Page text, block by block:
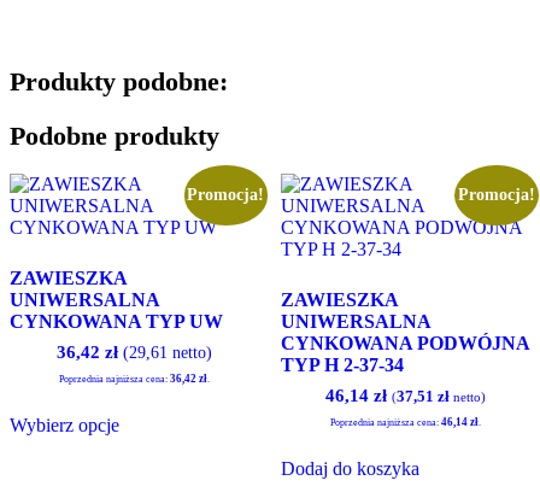
można
na
stronie
Produkty podobne:
Podobne produkty
Promocja!
ZAWIESZKA
UNIWERSALNA
CYNKOWANA TYP UW
36,42zł (29,61 netto)
Poprzednia najniższa cena:36,42zł.
Wybierz opcjeprodukt
Promocja!
ZAWIESZKA
UNIWERSALNA
CYNKOWANA PODWÓJNA
TYP H 2-37-34
Pierwotna
wynosiła:
46,14 złAktualna
wynosi:
(37,51 złnetto)
Poprzednia najniższa cena: 46,14 zł.
Dodaj do koszyka